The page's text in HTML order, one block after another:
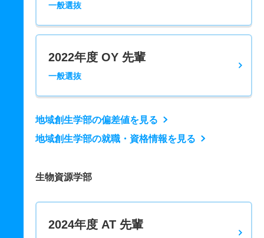
一般選抜
2022年度 OY 先輩
一般選抜
地域創生学部の偏差値を見る
地域創生学部の就職・資格情報を見る
生物資源学部
2024年度 AT 先輩